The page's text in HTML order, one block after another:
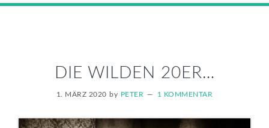
DIE WILDEN 20ER…
1. MÄRZ 2020 by PETER 1 KOMMENTAR